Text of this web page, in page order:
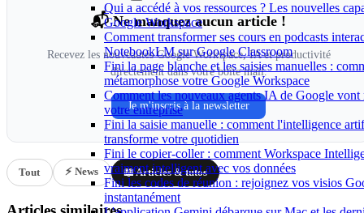
Qui a accédé à vos ressources ? Les nouvelles
Google Workspace
Comment transformer ses cours en podcasts
NotebookLM sur Google Classroom
Fini la page blanche et les saisies manuelles :
métamorphose votre Google Workspace
Comment les nouveaux agents IA de Google
votre entreprise
Fini la saisie manuelle : comment l'intelligence
transforme votre quotidien
Fini le copier-coller : comment Workspace
vraiment intelligent avec vos données
Fini les codes de réunion : rejoignez vos visios
instantanément
📬 Ne manquez aucun article !
Recevez les nouveautés Google Workspace, IA et productivité
directement dans votre boîte mail.
Je m'inscris à la newsletter
Tout ⚡ News 📖 Articles & tutos